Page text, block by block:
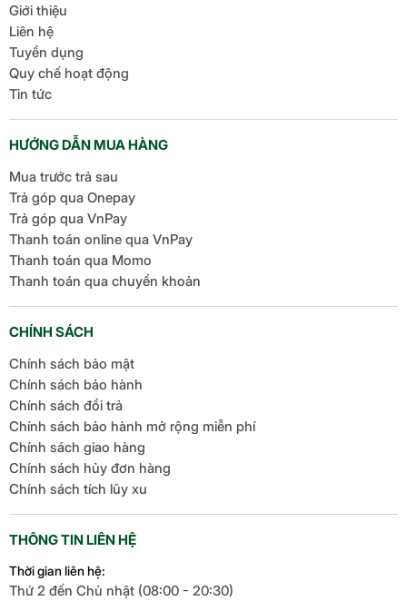
Giới thiệu
Liên hệ
Tuyển dụng
Quy chế hoạt động
Tin tức
HƯỚNG DẪN MUA HÀNG
Mua trước trả sau
Trả góp qua Onepay
Trả góp qua VnPay
Thanh toán online qua VnPay
Thanh toán qua Momo
Thanh toán qua chuyển khoản
CHÍNH SÁCH
Chính sách bảo mật
Chính sách bảo hành
Chính sách đổi trả
Chính sách bảo hành mở rộng miễn phí
Chính sách giao hàng
Chính sách hủy đơn hàng
Chính sách tích lũy xu
THÔNG TIN LIÊN HỆ
Thời gian liên hệ:
Thứ 2 đến Chủ nhật (08:00 - 20:30)